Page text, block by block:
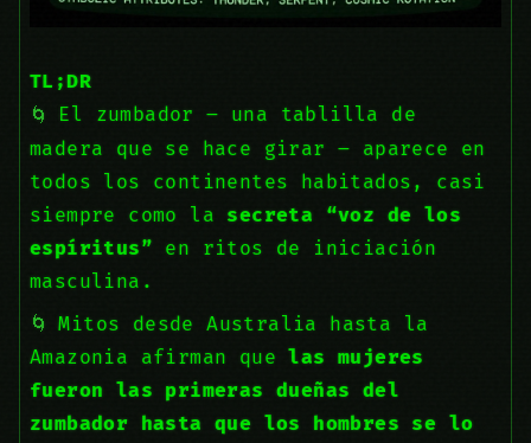
TL;DR
El zumbador – una tablilla de
madera que se hace girar – aparece en
todos los continentes habitados, casi
siempre como la secreta “voz de los
espíritus” en ritos de iniciación
masculina.
Mitos desde Australia hasta la
Amazonia afirman quelas mujeres
fueron las primeras dueñas del
zumbador hasta que los hombres se lo